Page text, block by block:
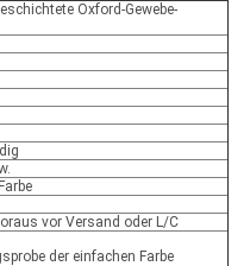
Oxford-Gewebe-
vor Versand oder L/C
der einfachen Farbe